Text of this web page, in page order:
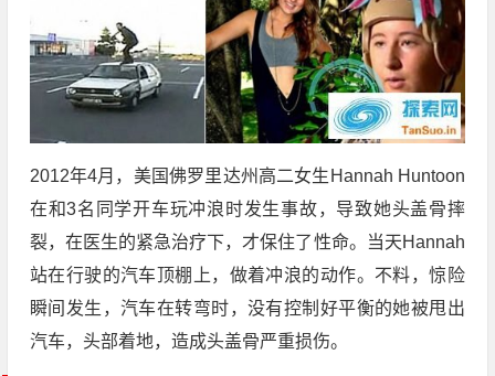
2012年4月，美国佛罗里达州高二女生Hannah Huntoon
在和3名同学开车玩冲浪时发生事故，导致她头盖骨摔
裂，在医生的紧急治疗下，才保住了性命。当天Hannah
站在行驶的汽车顶棚上，做着冲浪的动作。不料，惊险
瞬间发生，汽车在转弯时，没有控制好平衡的她被甩出
汽车，头部着地，造成头盖骨严重损伤。